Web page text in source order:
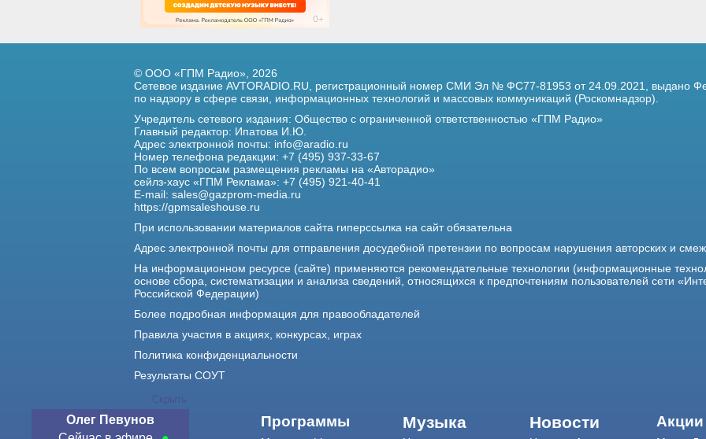
Скрыть
Олег Певунов
© ООО «ГПМ Радио», 2026
Сетевое издание AVTORADIO.RU, регистрационный номер СМИ Эл № ФС77-81953 от 24.09.2021, выдано
по надзору в сфере связи, информационных технологий и массовых коммуникаций (Роскомнадзор).
Учредитель сетевого издания: Общество с ограниченной ответственностью «ГПМ Радио»
Главный редактор: Ипатова И.Ю.
Адрес электронной почты: info@aradio.ru
Номер телефона редакции: +7 (495) 937-33-67
По всем вопросам размещения рекламы на «Авторадио»
сейлз-хаус «ГПМ Реклама»: +7 (495) 921-40-41
E-mail: sales@gazprom-media.ru
https://gpmsaleshouse.ru
При использовании материалов сайта гиперссылка на сайт обязательна
Адрес электронной почты для отправления досудебной претензии по вопросам нарушения авторских и
На информационном ресурсе (сайте) применяются рекомендательные технологии (информационные
основе сбора, систематизации и анализа сведений, относящихся к предпочтениям пользователей сети
Российской Федерации)
Более подробная информация для правообладателей
Правила участия в акциях, конкурсах, играх
Политика конфиденциальности
Результаты СОУТ
О нас Программы Музыка Новости Акции